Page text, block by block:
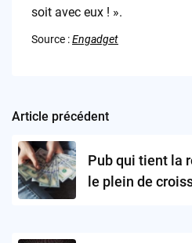
soit avec eux ! ».
Source :Engadget
Post
navigation
Article précédent
Pub qui tient la
le plein de